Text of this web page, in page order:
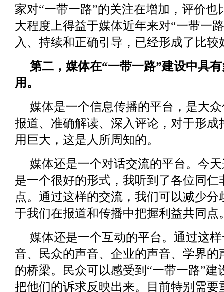
家对“一带一路”的关注在增加，评价也
大程度上得益于媒体近年来对“一带一
入、持续和正确引导，已经形成了比
第二，媒体在“一带一路”建设中具
用。
媒体是一个信息传播的平台，是大
报道、准确解读、深入评论，对于形成
用巨大，这是人所周知的。
媒体还是一个对话交流的平台。今
是一个很好的形式，我听到了各位同仁
点。通过这样的交流，我们可以减少
于我们在报道和传播中把握利益共同点
媒体还是一个互动的平台。通过这
音、民众的声音、企业的声音、学界的
的桥梁。民众可以感受到“一带一路”建
把他们的诉求反映出来。目前特别需要